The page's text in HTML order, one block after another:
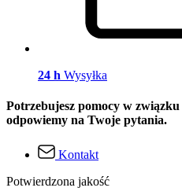
24 h Wysyłka
Potrzebujesz pomocy w
odpowiemy na Twoje pytania.
Kontakt
Potwierdzona jakość